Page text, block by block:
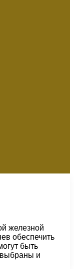
железной
обеспечить
быть
и